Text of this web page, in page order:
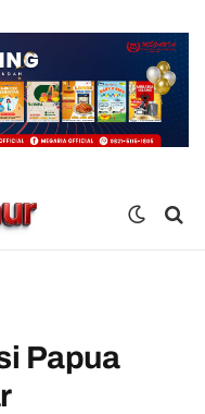
Papua